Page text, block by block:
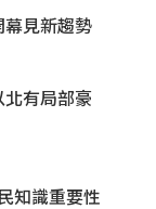
幕見新趨勢
北有局部豪
知識重要性